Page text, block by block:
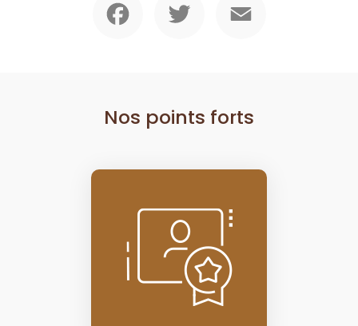
Nos points forts